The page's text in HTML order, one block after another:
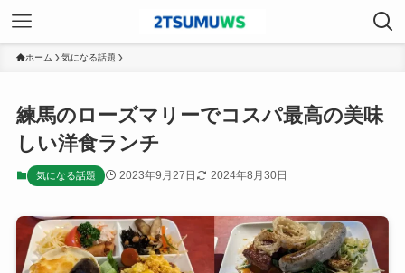
ホーム 気になる話題
練馬のローズマリーでコスパ最高の美味
しい洋食ランチ
気になる話題 2023年9月27日 2024年8月30日